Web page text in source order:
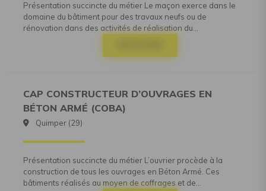
Présentation succincte du métier Le maçon exerce dans le
domaine du bâtiment pour des travaux neufs ou de
rénovation dans des activités de réalisation du...
CAP CONSTRUCTEUR D’OUVRAGES EN
BÉTON ARMÉ (COBA)
Quimper (29)
Présentation succincte du métier L’ouvrier procède à la
construction de tous les ouvrages en Béton Armé. Ces
bâtiments réalisés au moyen de coffrages et de...